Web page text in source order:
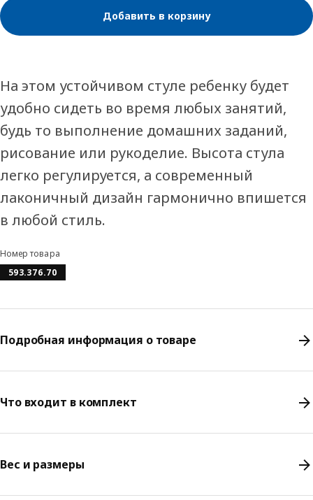
Добавить в корзину
На этом устойчивом стуле ребенку будет
удобно сидеть во время любых занятий,
будь то выполнение домашних заданий,
рисование или рукоделие. Высота стула
легко регулируется, а современный
лаконичный дизайн гармонично впишется
в любой стиль.
Номер товара
593.376.70
Подробная информация о товаре
Что входит в комплект
Вес и размеры